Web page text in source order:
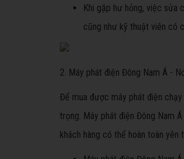
Khi gặp hư hỏng, việc sửa
cũng như kỹ thuật viên có
2. Máy phát điện Đông Nam Á -
Để mua được máy phát điện
trọng. Máy phát điện Đông Nam
khách hàng có thể hoàn toàn